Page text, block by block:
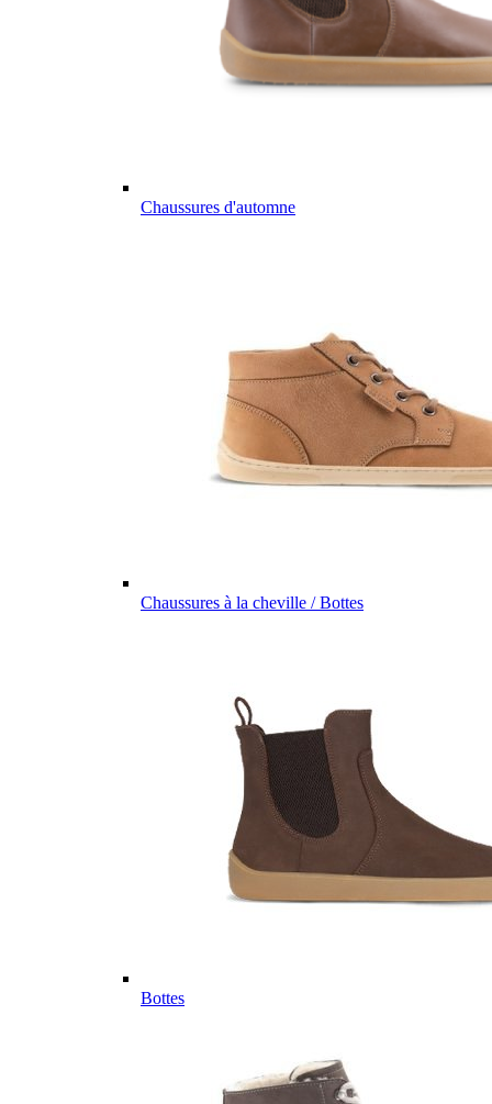
Chaussures d'automne
Chaussures à la cheville / Bottes
Bottes